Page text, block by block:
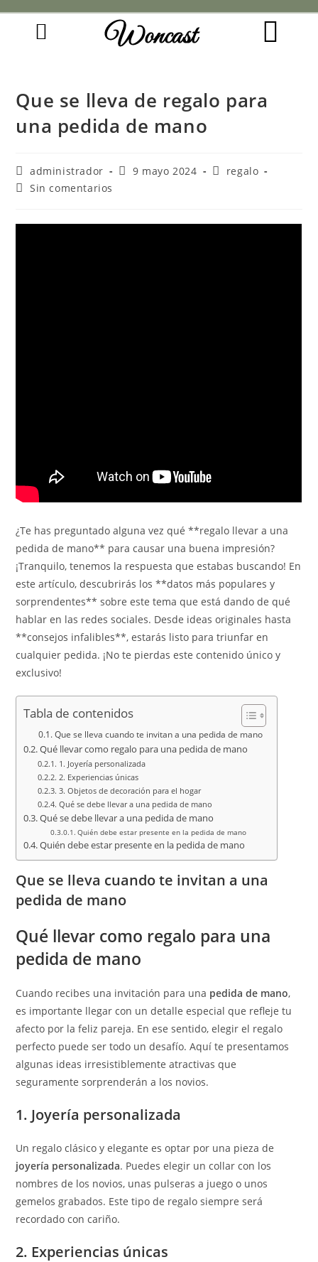
Woncast
Que se lleva de regalo para
una pedida de mano
administrador 9 mayo 2024
regalo
Sin comentarios
¿Te has preguntado alguna vez qué **regalo llevar a una
pedida de mano** para causar una buena impresión?
¡Tranquilo, tenemos la respuesta que estabas buscando! En
este artículo, descubrirás los **datos más populares y
sorprendentes** sobre este tema que está dando de qué
hablar en las redes sociales. Desde ideas originales hasta
**consejos infalibles**, estarás listo para triunfar en
cualquier pedida. ¡No te pierdas este contenido único y
exclusivo!
Tabla de contenidos
Que se lleva cuando te invitan a una pedida de mano
Qué llevar como regalo para una pedida de mano
1. Joyería personalizada
2. Experiencias únicas
3. Objetos de decoración para el hogar
Qué se debe llevar a una pedida de mano
Qué se debe llevar a una pedida de mano
Quién debe estar presente en la pedida de mano
Quién debe estar presente en la pedida de mano
Que se lleva cuando te invitan a una
pedida de mano
Qué llevar como regalo para una
pedida de mano
Cuando recibes una invitación para una pedida de mano,
es importante llegar con un detalle especial que refleje tu
afecto por la feliz pareja. En ese sentido, elegir el regalo
perfecto puede ser todo un desafío. Aquí te presentamos
algunas ideas irresistiblemente atractivas que
seguramente sorprenderán a los novios.
1. Joyería personalizada
Un regalo clásico y elegante es optar por una pieza de
joyería personalizada. Puedes elegir un collar con los
nombres de los novios, unas pulseras a juego o unos
gemelos grabados. Este tipo de regalo siempre será
recordado con cariño.
2. Experiencias únicas